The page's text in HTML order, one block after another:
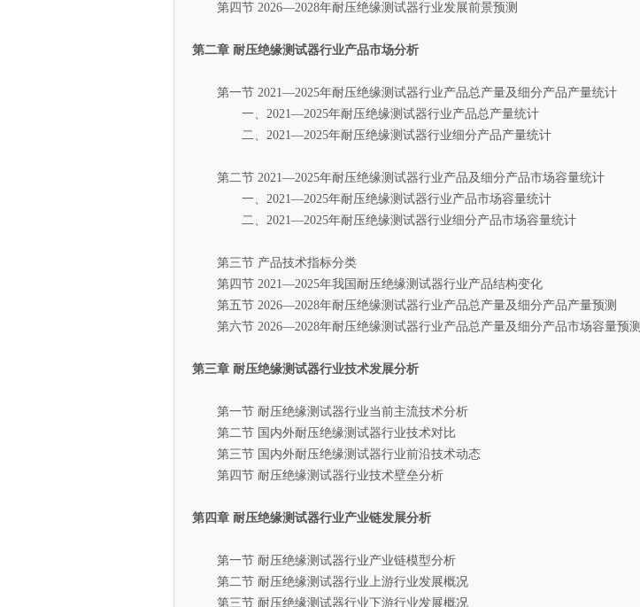
第四节 2026—2028年耐压绝缘测试器行业发展前景预测
第二章 耐压绝缘测试器行业产品市场分析
第一节 2021—2025年耐压绝缘测试器行业产品总产量及细分产品产量统计
一、2021—2025年耐压绝缘测试器行业产品总产量统计
二、2021—2025年耐压绝缘测试器行业细分产品产量统计
第二节 2021—2025年耐压绝缘测试器行业产品及细分产品市场容量统计
一、2021—2025年耐压绝缘测试器行业产品市场容量统计
二、2021—2025年耐压绝缘测试器行业细分产品市场容量统计
第三节 产品技术指标分类
第四节 2021—2025年我国耐压绝缘测试器行业产品结构变化
第五节 2026—2028年耐压绝缘测试器行业产品总产量及细分产品产量预测
第六节 2026—2028年耐压绝缘测试器行业产品总产量及细分产品市场容量预测
第三章 耐压绝缘测试器行业技术发展分析
第一节 耐压绝缘测试器行业当前主流技术分析
第二节 国内外耐压绝缘测试器行业技术对比
第三节 国内外耐压绝缘测试器行业前沿技术动态
第四节 耐压绝缘测试器行业技术壁垒分析
第四章 耐压绝缘测试器行业产业链发展分析
第一节 耐压绝缘测试器行业产业链模型分析
第二节 耐压绝缘测试器行业上游行业发展概况
第三节 耐压绝缘测试器行业下游行业发展概况